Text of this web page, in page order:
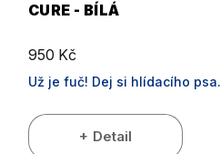
CURE - BÍLÁ
950 Kč
Už je fuč! Dej si hlídacího psa.
Detail